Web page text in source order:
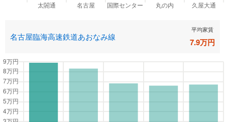
名古屋臨海高速鉄道あおなみ線
平均家賃
7.9万円